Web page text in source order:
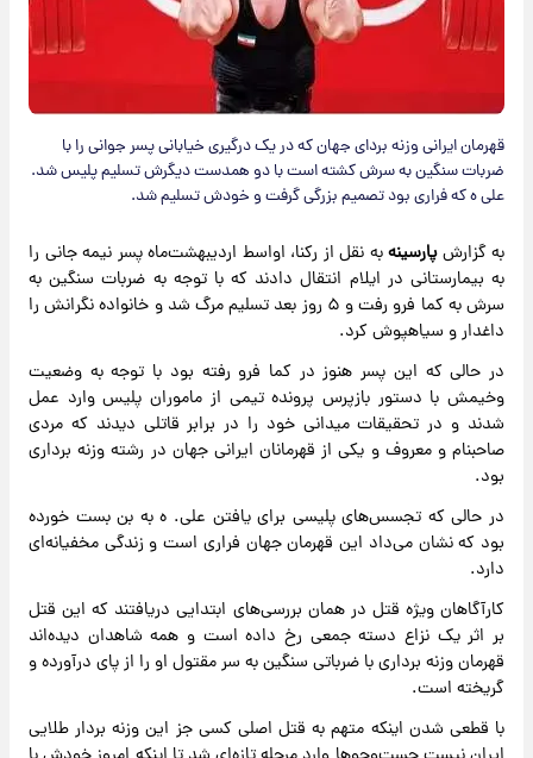
قهرمان ایرانی وزنه بردای جهان که در یک درگیری خیابانی پسر جوانی را با
ضربات سنگین به سرش کشته است با دو همدست دیگرش تسلیم پلیس شد.
علی ه که فراری بود تصمیم بزرگی گرفت و خودش تسلیم شد.
به گزارشپارسینهبه نقل از رکنا، اواسط اردیبهشت‌ماه پسر نیمه جانی را
به بیمارستانی در ایلام انتقال دادند که با توجه به ضربات سنگین به
سرش به کما فرو رفت و ۵ روز بعد تسلیم مرگ شد و خانواده نگرانش را
داغدار و سیاهپوش کرد.
در حالی که این پسر هنوز در کما فرو رفته بود با توجه به وضعیت
وخیمش با دستور بازپرس پرونده تیمی از ماموران پلیس وارد عمل
شدند و در تحقیقات میدانی خود را در برابر قاتلی دیدند که مردی
صاحبنام و معروف و یکی از قهرمانان ایرانی جهان در رشته وزنه برداری
بود.
در حالی که تجسس‌های پلیسی برای یافتن علی. ه به بن بست خورده
بود که نشان می‌داد این قهرمان جهان فراری است و زندگی مخفیانه‌ای
دارد.
کارآگاهان ویژه قتل در همان بررسی‌های ابتدایی دریافتند که این قتل
بر اثر یک نزاع دسته جمعی رخ داده است و همه شاهدان دیده‌اند
قهرمان وزنه برداری با ضرباتی سنگین به سر مقتول او را از پای درآورده و
گریخته است.
با قطعی شدن اینکه متهم به قتل اصلی کسی جز این وزنه بردار طلایی